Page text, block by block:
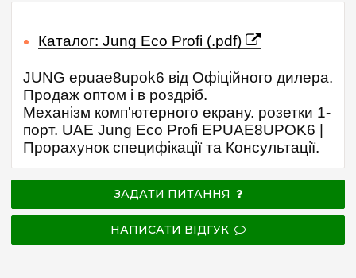
Каталог: Jung Eco Profi (.pdf)
JUNG epuae8upok6 від Офіційного дилера.
Продаж оптом і в роздріб.
Механізм комп'ютерного екрану. розетки 1-
порт. UAE Jung Eco Profi EPUAE8UPOK6 |
Прорахунок специфікації та Консультації.
ЗАДАТИ ПИТАННЯ
НАПИСАТИ ВІДГУК